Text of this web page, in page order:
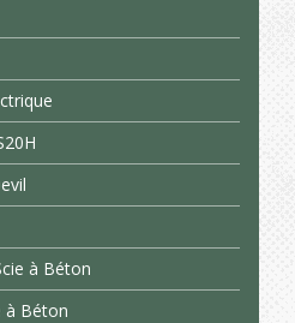
à Béton
à Béton